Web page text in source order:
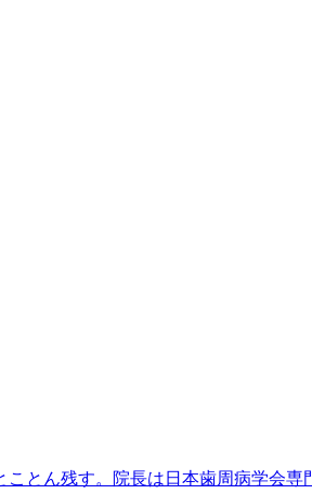
とん残す。院長は日本歯周病学会専